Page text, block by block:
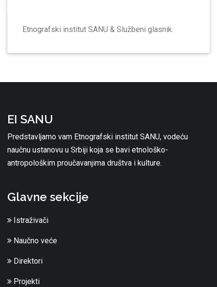
Etnografski institut SANU & Službeni glasnik.
EI SANU
Predstavljamo vam Etnografski institut SANU, vodeću
naučnu ustanovu u Srbiji koja se bavi etnološko-
antropološkim proučavanjima društva i kulture.
Glavne sekcije
Istraživači
Naučno veće
Direktori
Projekti